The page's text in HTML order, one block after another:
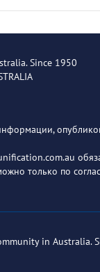
Since 1950
только по
in Australia.